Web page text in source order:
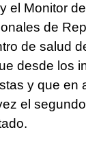
el Monitor
de
de salud
desde los
y que en
el